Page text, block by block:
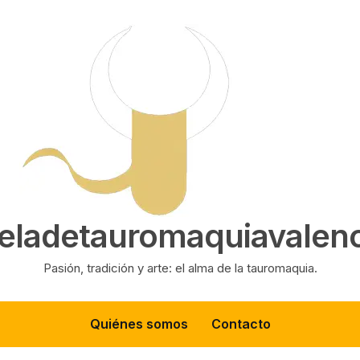
Pasión, tradición y arte: el alma de la tauromaquia.
Quiénes somos Contacto